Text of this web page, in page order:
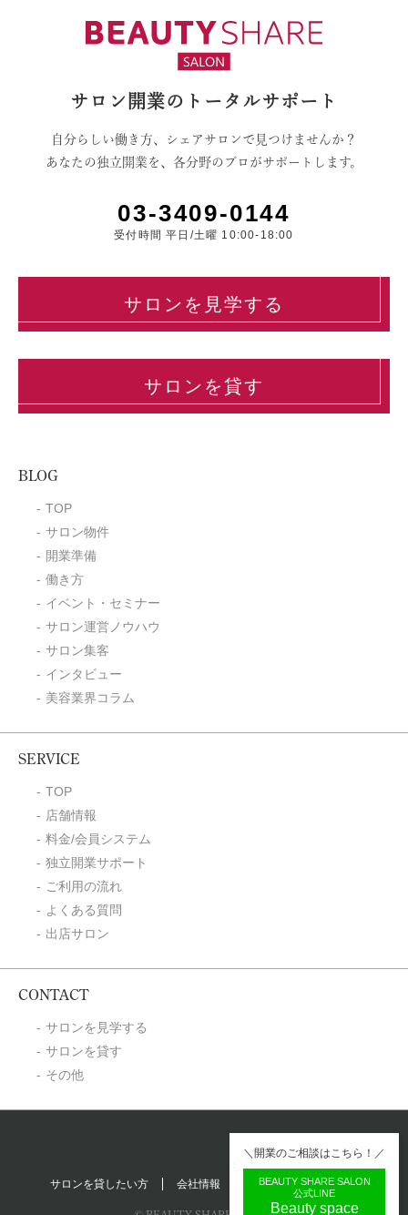
サロン開業のトータルサポート
自分らしい働き方、シェアサロンで見つけませんか？
あなたの独立開業を、各分野のプロがサポートします。
03-3409-0144
受付時間 平日/土曜 10:00-18:00
サロンを見学する
サロンを貸す
BLOG
TOP
サロン物件
開業準備
働き方
イベント・セミナー
サロン運営ノウハウ
サロン集客
インタビュー
美容業界コラム
SERVICE
TOP
店舗情報
料金/会員システム
独立開業サポート
ご利用の流れ
よくある質問
出店サロン
CONTACT
サロンを見学する
サロンを貸す
その他
サロンを貸したい方 会社情報 プライバシーポリシー
＼開業のご相談はこちら！／
BEAUTY SHARE SALON
公式LINE
Beauty space